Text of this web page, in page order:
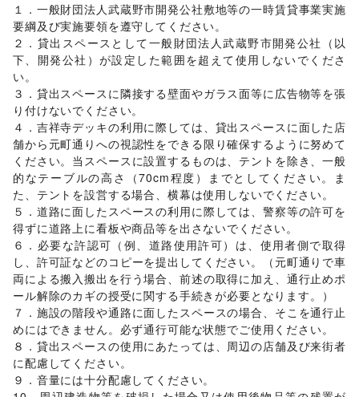
銀行/住宅ローン/証券・FX/不動産投資/
その他金融サービス
子育て・教育
ベビー用品 /ランドセル /学習教材・通信教育 /
子供向け教室・レッスン
その他子育て・教育
美容・健康・医療
ジム・フィットネス /ダイエット・健康グッズ/
美容・コスメ・香水/ヘアケア・シャンプー/美容家電/
ヘアサロン・ネイルサロン/マッサージ・整体/
エステ・美容サービス/健康食品・サプリメント
女性用品・フェムテック
コンタクトレンズ /医療・医薬品
その他美容・健康
エンタメ・ガジェット
PC・スマートフォン/スマホアクセサリー /ガジェット /
ゲーム/アニメ コミック・マンガ/ アイドル・芸能人/
おもちゃ・ホビー /楽器・音楽機材/ CD・DVD・本・雑誌 /
Webメディア・アプリ/テレビ・ドラマ/映画/
音楽・ライブ/演劇/占い/ 公営競技・宝くじ /
その他エンタメ・ガジェット
アート・デザイン
絵画・書/写真・イラストレーション 立体作品・彫刻/
その他アート・デザイン
レジャー・スポーツ
１．一般財団法人武蔵野市開発公社敷地等の一時賃貸事業実施
要綱及び実施要領を遵守してください。
２．貸出スペースとして一般財団法人武蔵野市開発公社（以
下、開発公社）が設定した範囲を超えて使用しないでくださ
い。
３．貸出スペースに隣接する壁面やガラス面等に広告物等を張
り付けないでください。
４．吉祥寺デッキの利用に際しては、貸出スペースに面した店
舗から元町通りへの視認性をできる限り確保するように努めて
ください。当スペースに設置するものは、テントを除き、一般
的なテーブルの高さ（70cm程度）までとしてください。ま
た、テントを設営する場合、横幕は使用しないでください。
５．道路に面したスペースの利用に際しては、警察等の許可を
得ずに道路上に看板や商品等を出さないでください。
６．必要な許認可（例、道路使用許可）は、使用者側で取得
し、許可証などのコピーを提出してください。（元町通りで車
両による搬入搬出を行う場合、前述の取得に加え、通行止めポ
ール解除のカギの授受に関する手続きが必要となります。）
７．施設の階段や通路に面したスペースの場合、そこを通行止
めにはできません。必ず通行可能な状態でご使用ください。
８．貸出スペースの使用にあたっては、周辺の店舗及び来街者
に配慮してください。
９．音量には十分配慮してください。